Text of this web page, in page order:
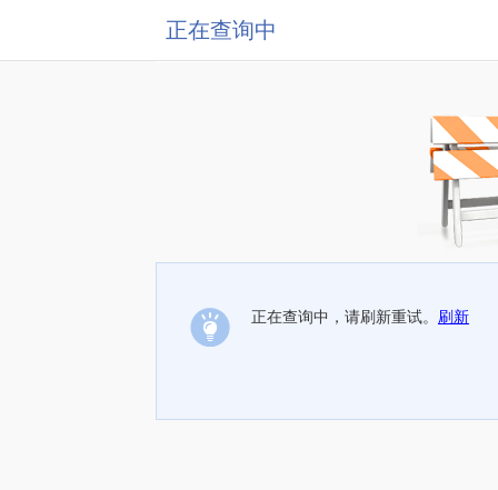
正在查询中
正在查询中，请刷新重试。 刷新